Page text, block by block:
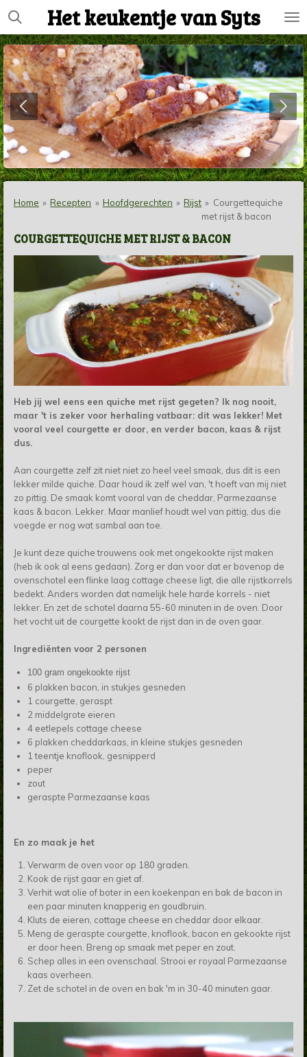
Ga
direct
naar
de
hoofdinhoud
Het keukentje van Syts
Home » Recepten » Hoofdgerechten » Rijst » Courgettequiche
met rijst & bacon
COURGETTEQUICHE MET RIJST & BACON
Heb jij wel eens een quiche met rijst gegeten? Ik nog nooit,
maar 't is zeker voor herhaling vatbaar: dit was lekker! Met
vooral veel courgette er door, en verder bacon, kaas & rijst
dus.
Aan courgette zelf zit niet niet zo heel veel smaak, dus dit is een
lekker milde quiche. Daar houd ik zelf wel van, 't hoeft van mij niet
zo pittig. De smaak komt vooral van de cheddar, Parmezaanse
kaas & bacon. Lekker. Maar manlief houdt wel van pittig, dus die
voegde er nog wat sambal aan toe.
Je kunt deze quiche trouwens ook met ongekookte rijst maken
(heb ik ook al eens gedaan). Zorg er dan voor dat er bovenop de
ovenschotel een flinke laag cottage cheese ligt, die alle rijstkorrels
bedekt. Anders worden dat namelijk hele harde korrels - niet
lekker. En zet de schotel daarna 55-60 minuten in de oven. Door
het vocht uit de courgette kookt de rijst dan in de oven gaar.
Ingrediënten voor 2 personen
100 gram ongekookte rijst
6 plakken bacon, in stukjes gesneden
1 courgette, geraspt
2 middelgrote eieren
4 eetlepels cottage cheese
6 plakken cheddarkaas, in kleine stukjes gesneden
1 teentje knoflook, gesnipperd
peper
zout
geraspte Parmezaanse kaas
En zo maak je het
Verwarm de oven voor op 180 graden.
Kook de rijst gaar en giet af.
Verhit wat olie of boter in een koekenpan en bak de bacon in
een paar minuten knapperig en goudbruin.
Kluts de eieren, cottage cheese en cheddar door elkaar.
Meng de geraspte courgette, knoflook, bacon en gekookte rijst
er door heen. Breng op smaak met peper en zout.
Schep alles in een ovenschaal. Strooi er royaal Parmezaanse
kaas overheen.
Zet de schotel in de oven en bak 'm in 30-40 minuten gaar.